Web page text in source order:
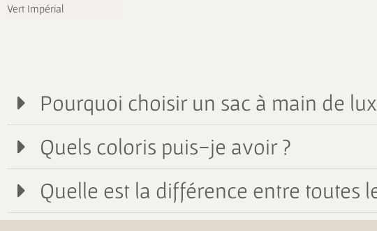
Vert Impérial
Pourquoi choisir un sac à main de
Quels coloris puis-je avoir ?
Quelle est la différence entre toutes